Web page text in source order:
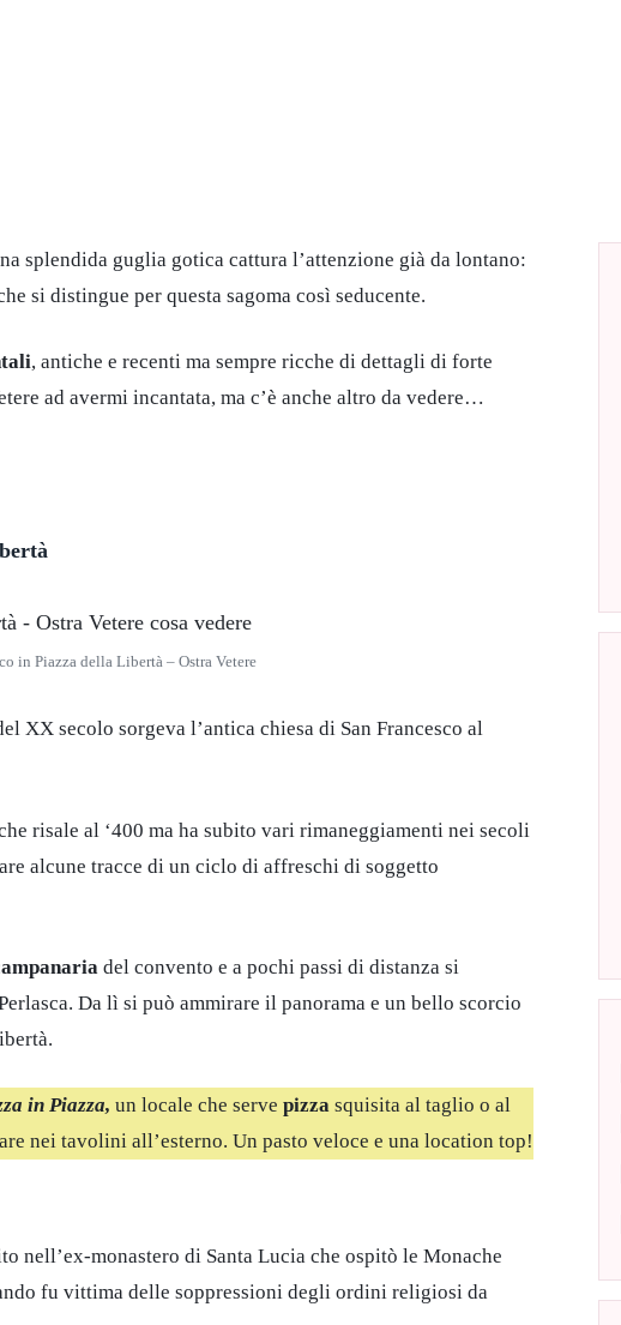
splendida guglia gotica cattura l’attenzione già da lontano:
si distingue per questa sagoma così seducente.
, antiche e recenti ma sempre ricche di dettagli di forte
ad avermi incantata, ma c’è anche altro da vedere…
in Piazza della Libertà – Ostra Vetere
XX secolo sorgeva l’antica chiesa di San Francesco al
risale al ‘400 ma ha subito vari rimaneggiamenti nei secoli
alcune tracce di un ciclo di affreschi di soggetto
del convento e a pochi passi di distanza si
Da lì si può ammirare il panorama e un bello scorcio
in Piazza, un locale che serve pizza squisita al taglio o al
nei tavolini all’esterno. Un pasto veloce e una location top!
nell’ex-monastero di Santa Lucia che ospitò le Monache
fu vittima delle soppressioni degli ordini religiosi da